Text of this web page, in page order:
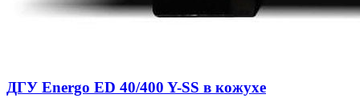
ДГУ Energo ED 40/400 Y-SS в кожухе